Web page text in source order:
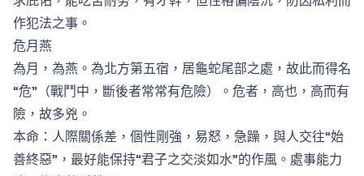
作犯法之事。
危月燕
為月，為燕。為北方第五宿，居龜蛇尾部之處，故此而得名
“危”（戰鬥中，斷後者常常有危險）。危者，高也，高而有
險，故多兇。
本命：人際關係差，個性剛強，易怒，急躁，與人交往“始
善終惡”，最好能保持“君子之交淡如水”的作風。處事能力